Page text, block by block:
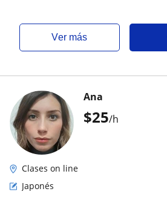
ver más
$25/h
Ana
Clases on line
Japonés